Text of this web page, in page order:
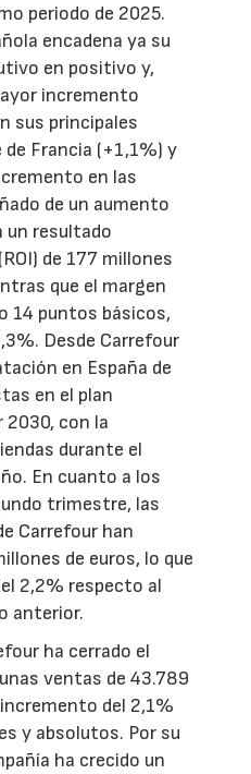
periodo de 2025.
encadena ya su
en positivo y,
incremento
sus principales
Francia (+1,1%) y
en las
de un aumento
un resultado
de 177 millones
que el margen
14 puntos básicos,
Desde Carrefour
en España de
en el plan
con la
durante el
En cuanto a los
trimestre, las
Carrefour han
de euros, lo que
2,2% respecto al
anterior.
ha cerrado el
ventas de 43.789
del 2,1%
y absolutos. Por su
ha crecido un